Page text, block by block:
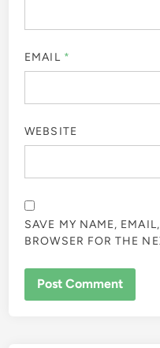
EMAIL *
WEBSITE
SAVE MY NAME,
BROWSER FOR THE